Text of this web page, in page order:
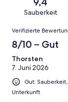
Hervorragend
Gut
Bewertung
Okay
von
Schlecht
haben
eine
von
Ungenügend
Sauberkeit
Verifizierte
8/10 – Gut
Thorsten
7. Juni 2026
Gut:
Unterkunft